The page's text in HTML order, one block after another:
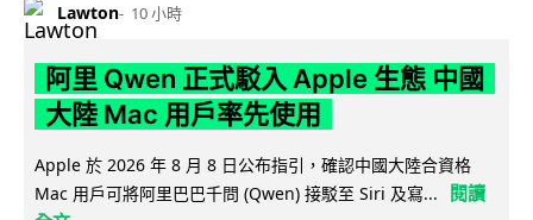
Lawton 10 小時
阿里 Qwen 正式駁入 Apple 生態 中國
大陸 Mac 用戶率先使用
Apple 於 2026 年 8 月 8 日公布指引，確認中國大陸合資格
Mac 用戶可將阿里巴巴千問 (Qwen) 接駁至 Siri 及寫...
閱讀